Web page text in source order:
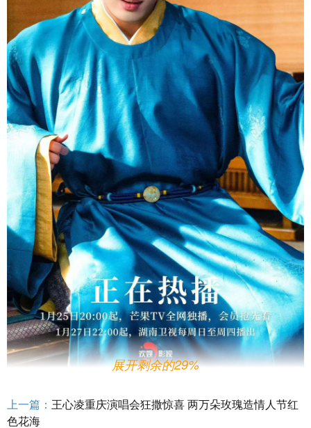
古装剧《五福临门》开播 孙政戏中为爱痴狂
展开剩余的29%
上一篇： 王心凌重庆演唱会狂撒惊喜 两万朵玫瑰造情人节红
色花海